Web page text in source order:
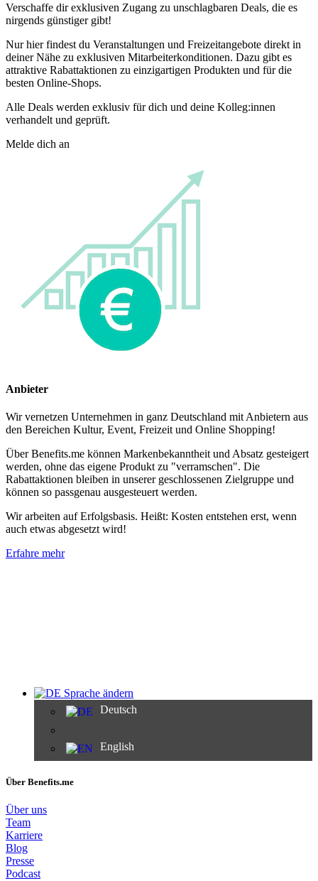
Verschaffe dir exklusiven Zugang zu unschlagbaren Deals, die es
nirgends günstiger gibt!
Nur hier findest du Veranstaltungen und Freizeitangebote direkt in
deiner Nähe zu exklusiven Mitarbeiterkonditionen. Dazu gibt es
attraktive Rabattaktionen zu einzigartigen Produkten und für die
besten Online-Shops.
Alle Deals werden exklusiv für dich und deine Kolleg:innen
verhandelt und geprüft.
Melde dich an
Anbieter
Wir vernetzen Unternehmen in ganz Deutschland mit Anbietern aus
den Bereichen Kultur, Event, Freizeit und Online Shopping!
Über Benefits.me können Markenbekanntheit und Absatz gesteigert
werden, ohne das eigene Produkt zu "verramschen". Die
Rabattaktionen bleiben in unserer geschlossenen Zielgruppe und
können so passgenau ausgesteuert werden.
Wir arbeiten auf Erfolgsbasis. Heißt: Kosten entstehen erst, wenn
auch etwas abgesetzt wird!
Erfahre mehr
Sprache ändern
Deutsch
English
Über Benefits.me
Über uns
Team
Karriere
Blog
Presse
Podcast